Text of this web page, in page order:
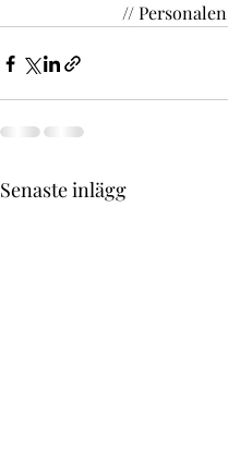
// Personalen
Senaste inlägg